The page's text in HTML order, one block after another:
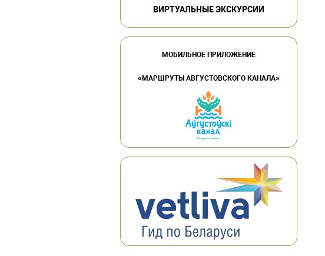
ВИРТУАЛЬНЫЕ ЭКСКУРСИИ
МОБИЛЬНОЕ ПРИЛОЖЕНИЕ
«МАРШРУТЫ АВГУСТОВСКОГО КАНАЛА»